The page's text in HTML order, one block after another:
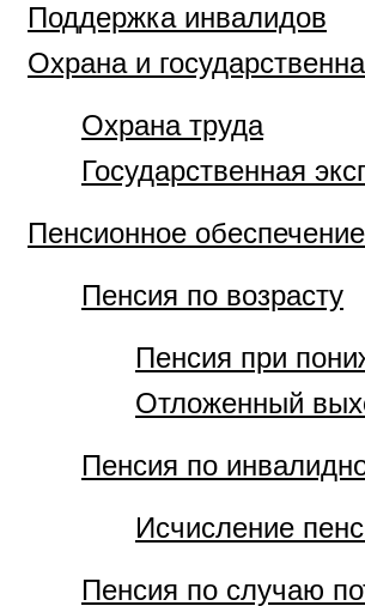
Поддержка инвалидов
Охрана и
Охрана труда
Государственная
Пенсионное обеспечение
Пенсия по возрасту
Пенсия при
Отложенный
Пенсия по
Исчисление
Пенсия по случаю